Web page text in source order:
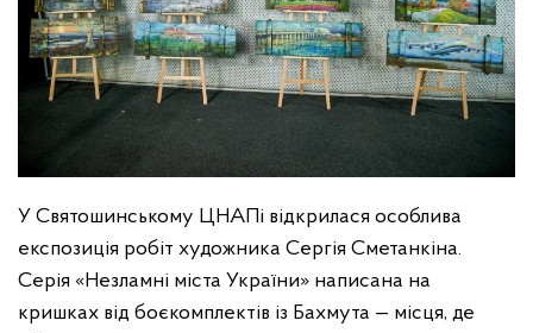
У Святошинському ЦНАПі відкрилася особлива
експозиція робіт художника Сергія Сметанкіна.
Серія «Незламні міста України» написана на
кришках від боєкомплектів із Бахмута — місця, де